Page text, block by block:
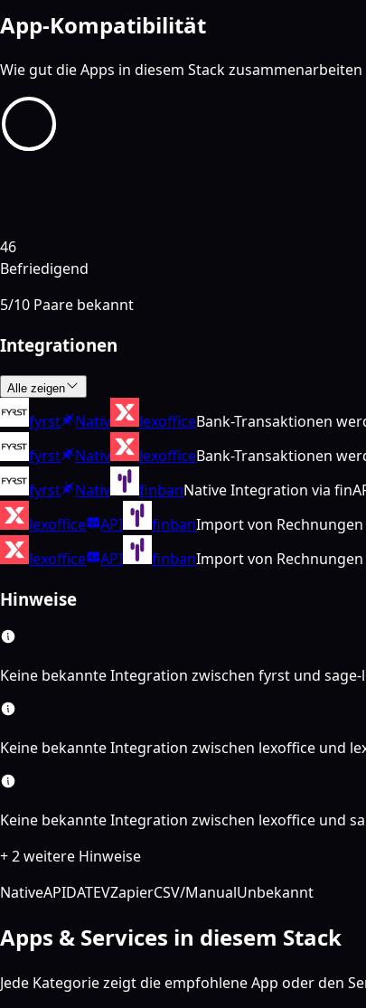
App-Kompatibilität
Wie gut die Apps in diesem Stack zusammenarbeiten
46
Befriedigend
5/10 Paare bekannt
Integrationen
Alle zeigen
fyrst Nativ lexofficeBank-Transaktionen
fyrst
Nativ lexofficeBank-Transaktionen
fyrst
Nativ finbanNative Integration via
lexoffice
API finbanImport von
lexoffice
API finbanImport von
Hinweise
Keine bekannte Integration zwischen fyrst und sage-
Keine bekannte Integration zwischen lexoffice und
Keine bekannte Integration zwischen lexoffice und
+ 2 weitere Hinweise
NativeAPIDATEVZapierCSV/ManualUnbekannt
Apps & Services in diesem Stack
Jede Kategorie zeigt die empfohlene App oder den